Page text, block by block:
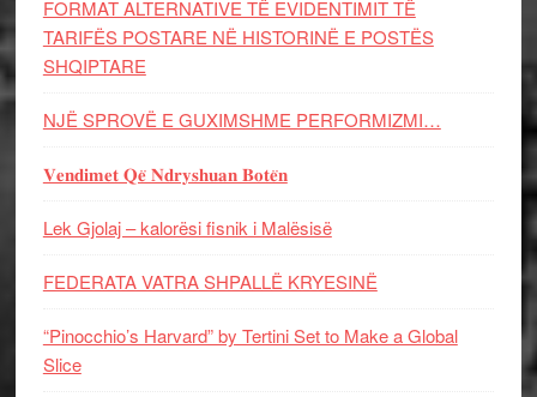
FORMAT ALTERNATIVE TË EVIDENTIMIT TË
TARIFËS POSTARE NË HISTORINË E POSTËS
SHQIPTARE
NJË SPROVË E GUXIMSHME PERFORMIZMI…
𝐕𝐞𝐧𝐝𝐢𝐦𝐞𝐭 𝐐𝐞̈ 𝐍𝐝𝐫𝐲𝐬𝐡𝐮𝐚𝐧 𝐁𝐨𝐭𝐞̈𝐧
Lek Gjolaj – kalorësi fisnik i Malësisë
FEDERATA VATRA SHPALLË KRYESINË
“Pinocchio’s Harvard” by Tertini Set to Make a Global
Slice